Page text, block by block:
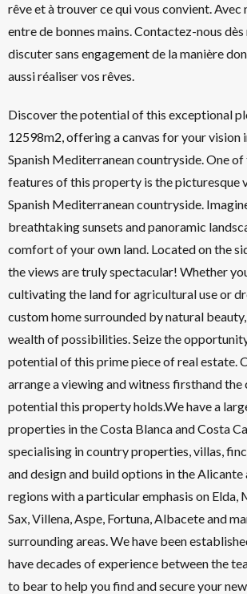
rêve et à trouver ce qui vous convient. Avec
entre de bonnes mains. Contactez-nous
discuter sans engagement de la manière
aussi réaliser vos rêves.
Discover the potential of this exceptional
12598m2, offering a canvas for your vision
Spanish Mediterranean countryside. One
features of this property is the picturesque
Spanish Mediterranean countryside.
breathtaking sunsets and panoramic
comfort of your own land. Located on the
the views are truly spectacular! Whether
cultivating the land for agricultural use or
custom home surrounded by natural
wealth of possibilities. Seize the
potential of this prime piece of real estate.
arrange a viewing and witness firsthand the
potential this property holds.We have a
properties in the Costa Blanca and Costa
specialising in country properties, villas,
and design and build options in the
regions with a particular emphasis on Elda,
Sax, Villena, Aspe, Fortuna, Albacete and
surrounding areas. We have been
have decades of experience between the
to bear to help you find and secure your